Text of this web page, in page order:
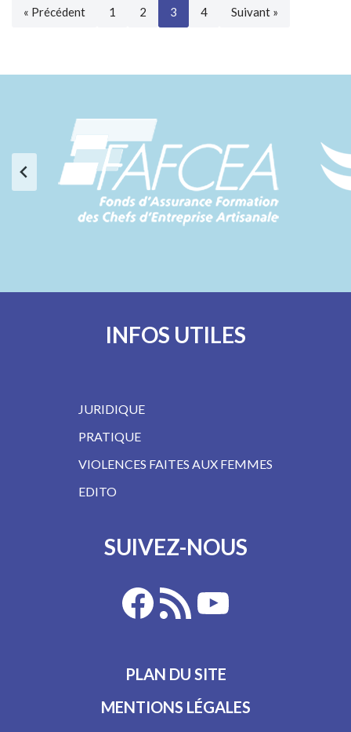
« Précédent 1 2 3 4 Suivant »
INFOS UTILES
JURIDIQUE
PRATIQUE
VIOLENCES FAITES AUX FEMMES
EDITO
SUIVEZ-NOUS
PLAN DU SITE
MENTIONS LÉGALES